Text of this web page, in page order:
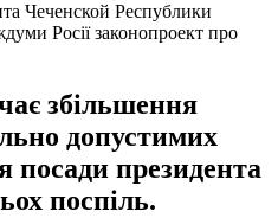
Чеченской Республики
Росії законопроект про
збільшення
допустимих
посади президента
поспіль.